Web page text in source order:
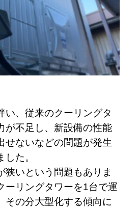
い、従来のクーリングタ
が不足し、新設備の性能
せないなどの問題が発生
た。
狭いという問題もありま
ーリングタワーを1台で運
その分大型化する傾向に